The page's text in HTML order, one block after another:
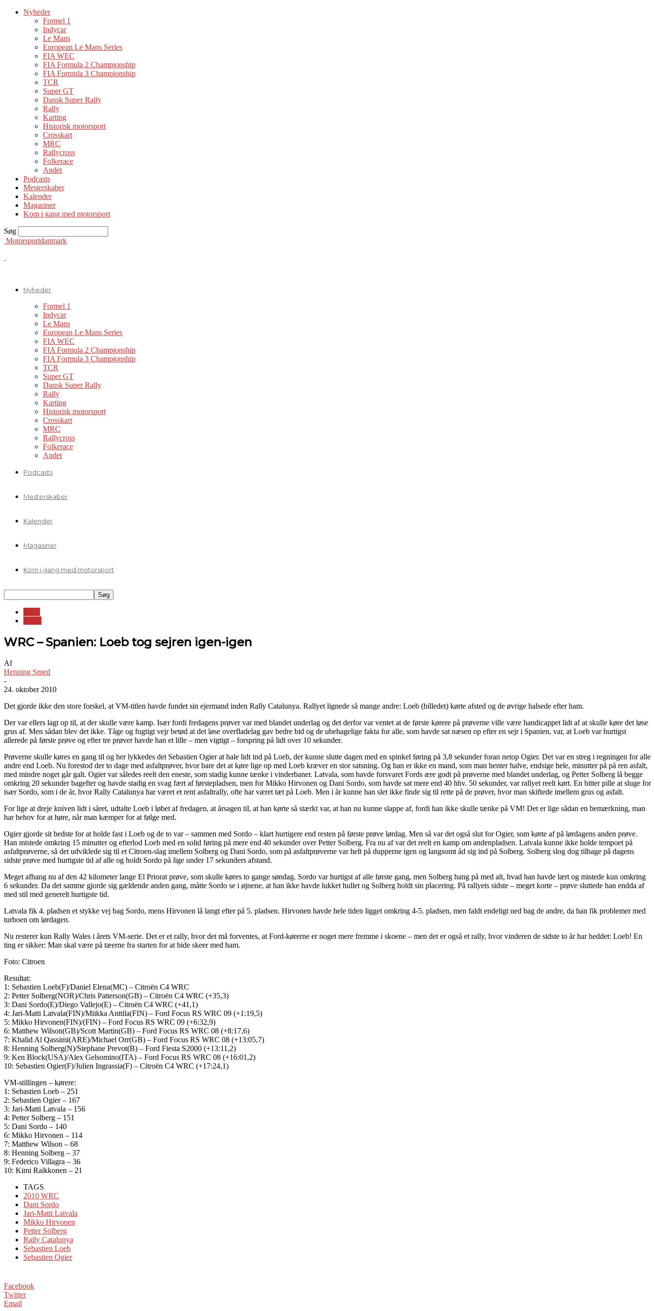
Nyheder
Formel 1
Indycar
Le Mans
European Le Mans Series
FIA WEC
FIA Formula 2 Championship
FIA Formula 3 Championship
TCR
Super GT
Dansk Super Rally
Rally
Karting
Historisk motorsport
Crosskart
MRC
Rallycross
Folkerace
Andet
Podcasts
Mesterskaber
Kalender
Magasiner
Kom i gang med motorsport
Søg
Motorsportdanmark
Nyheder
Formel 1
Indycar
Le Mans
European Le Mans Series
FIA WEC
FIA Formula 2 Championship
FIA Formula 3 Championship
TCR
Super GT
Dansk Super Rally
Rally
Karting
Historisk motorsport
Crosskart
MRC
Rallycross
Folkerace
Andet
Podcasts
Mesterskaber
Kalender
Magasiner
Kom i gang med motorsport
WRC – Spanien: Loeb tog sejren igen-igen
Af
Henning Smed
-
24. oktober 2010
Det gjorde ikke den store forskel, at VM-titlen havde fundet sin ejermand inden Rally Catalunya. Rallyet lignede så mange andre: Loeb (billedet) kørte afsted og de øvrige halsede efter ham.
Der var ellers lagt op til, at der skulle være kamp. Især fordi fredagens prøver var med blandet underlag og det derfor var ventet at de første kørere på prøverne ville være handicappet lidt af at skulle køre det løse
grus af. Men sådan blev det ikke. Tåge og fugtigt vejr betød at det løse overfladelag gav bedre bid og de ubehagelige fakta for alle, som havde sat næsen op efter en sejr i Spanien, var, at Loeb var hurtigst
allerede på første prøve og efter tre prøver havde han et lille – men vigtigt – forspring på lidt over 10 sekunder.
Prøverne skulle køres en gang til og her lykkedes det Sebastien Ogier at hale lidt ind på Loeb, der kunne slutte dagen med en spinkel føring på 3,8 sekunder foran netop Ogier. Det var en streg i regningen for alle
andre end Loeb. Nu forestod der to dage med asfaltprøver, hvor bare det at køre lige op med Loeb kræver en stor satsning. Og han er ikke en mand, som man henter halve, endsige hele, minutter på på ren asfalt,
med mindre noget går galt. Ogier var således reelt den eneste, som stadig kunne tænke i vinderbaner. Latvala, som havde forsvaret Fords ære godt på prøverne med blandet underlag, og Petter Solberg lå begge
omkring 20 sekunder bagefter og havde stadig en svag fært af førstepladsen, men for Mikko Hirvonen og Dani Sordo, som havde sat mere end 40 hhv. 50 sekunder, var rallyet reelt kørt. En bitter pille at sluge for
især Sordo, som i de år, hvor Rally Catalunya har været et rent asfaltrally, ofte har været tæt på Loeb. Men i år kunne han slet ikke finde sig til rette på de prøver, hvor man skiftede imellem grus og asfalt.
For lige at dreje kniven lidt i såret, udtalte Loeb i løbet af fredagen, at årsagen til, at han kørte så stærkt var, at han nu kunne slappe af, fordi han ikke skulle tænke på VM! Det er lige sådan en bemærkning, man
har behov for at høre, når man kæmper for at følge med.
Ogier gjorde sit bedste for at holde fast i Loeb og de to var – sammen med Sordo – klart hurtigere end resten på første prøve lørdag. Men så var det også slut for Ogier, som kørte af på lørdagens anden prøve.
Han mistede omkring 15 minutter og efterlod Loeb med en solid føring på mere end 40 sekunder over Petter Solberg. Fra nu af var det reelt en kamp om andenpladsen. Latvala kunne ikke holde tempoet på
asfaltprøverne, så det udviklede sig til et Citroen-slag imellem Solberg og Dani Sordo, som på asfaltprøverne var helt på dupperne igen og langsomt åd sig ind på Solberg. Solberg slog dog tilbage på dagens
sidste prøve med hurtigste tid af alle og holdt Sordo på lige under 17 sekunders afstand.
Meget afhang nu af den 42 kilometer lange El Priorat prøve, som skulle køres to gange søndag. Sordo var hurtigst af alle første gang, men Solberg hang på med alt, hvad han havde lært og mistede kun omkring
6 sekunder. Da det samme gjorde sig gældende anden gang, måtte Sordo se i øjnene, at han ikke havde lukket hullet og Solberg holdt sin placering. På rallyets sidste – meget korte – prøve sluttede han endda af
med stil med generelt hurtigste tid.
Latvala fik 4. pladsen et stykke vej bag Sordo, mens Hirvonen lå langt efter på 5. pladsen. Hirvonen havde hele tiden ligget omkring 4-5. pladsen, men faldt endeligt ned bag de andre, da han fik problemer med
turboen om lørdagen.
Nu resterer kun Rally Wales i årets VM-serie. Det er et rally, hvor det må forventes, at Ford-kørerne er noget mere fremme i skoene – men det er også et rally, hvor vinderen de sidste to år har heddet: Loeb! En
ting er sikker: Man skal være på tæerne fra starten for at bide skeer med ham.
Foto: Citroen
Resultat:
1: Sebastien Loeb(F)/Daniel Elena(MC) – Citroën C4 WRC
2: Petter Solberg(NOR)/Chris Patterson(GB) – Citroën C4 WRC (+35,3)
3: Dani Sordo(E)/Diego Vallejo(E) – Citroën C4 WRC (+41,1)
4: Jari-Matti Latvala(FIN)/Miikka Anttila(FIN) – Ford Focus RS WRC 09 (+1:19,5)
5: Mikko Hirvonen(FIN)/(FIN) – Ford Focus RS WRC 09 (+6:32,9)
6: Matthew Wilson(GB)/Scott Martin(GB) – Ford Focus RS WRC 08 (+8:17,6)
7: Khalid Al Qassimi(ARE)/Michael Orr(GB) – Ford Focus RS WRC 08 (+13:05,7)
8: Henning Solberg(N)/Stephane Prevot(B) – Ford Fiesta S2000 (+13:11,2)
9: Ken Block(USA)/Alex Gelsomino(ITA) – Ford Focus RS WRC 08 (+16:01,2)
10: Sebastien Ogier(F)/Julien Ingrassia(F) – Citroën C4 WRC (+17:24,1)
VM-stillingen – kørere:
1: Sebastien Loeb – 251
2: Sebastien Ogier – 167
3: Jari-Matti Latvala – 156
4: Petter Solberg – 151
5: Dani Sordo – 140
6: Mikko Hirvonen – 114
7: Matthew Wilson – 68
8: Henning Solberg – 37
9: Federico Villagra – 36
10: Kimi Raikkonen – 21
TAGS
2010 WRC
Dani Sordo
Jari-Matti Latvala
Mikko Hirvonen
Petter Solberg
Rally Catalunya
Sebastien Loeb
Sebastien Ogier
Facebook
Twitter
Email